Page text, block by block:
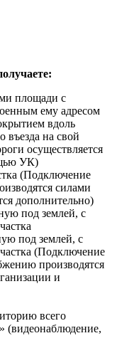
площади с
ему адресом
вдоль
въезда на свой
осуществляется
УК)
(Подключение
силами
дополнительно)
под землей, с
под землей, с
(Подключение
производятся
и
всего
(видеонаблюдение,